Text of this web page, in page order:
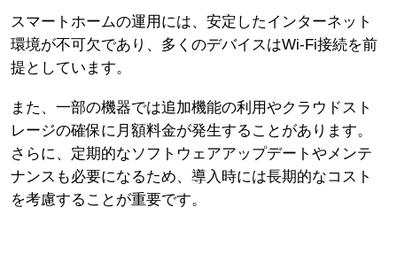
スマートホームの運用には、安定したインターネット
環境が不可欠であり、多くのデバイスはWi-Fi接続を前
提としています。
また、一部の機器では追加機能の利用やクラウドスト
レージの確保に月額料金が発生することがあります。
さらに、定期的なソフトウェアアップデートやメンテ
ナンスも必要になるため、導入時には長期的なコスト
を考慮することが重要です。